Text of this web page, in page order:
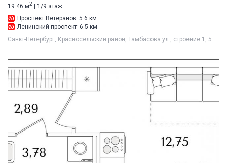
19.46 м2 | 1/9 этаж
Проспект Ветеранов 5.6 км
Ленинский проспект 6.5 км
Санкт-Петербург, Красносельский район, Тамбасова ул., строение 1, 5